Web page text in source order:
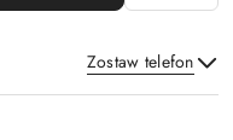
Zostaw telefon